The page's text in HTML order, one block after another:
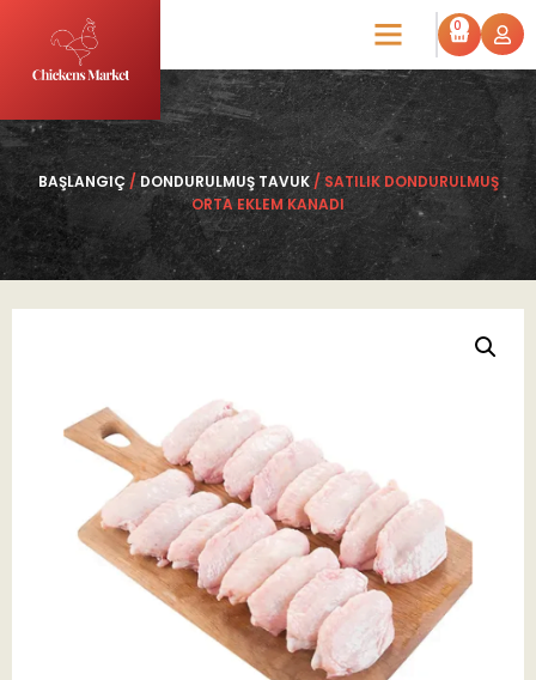
0
BAŞLANGIÇ/ DONDURULMUŞ TAVUK/ SATILIK DONDURULMUŞ
ORTA EKLEM KANADI